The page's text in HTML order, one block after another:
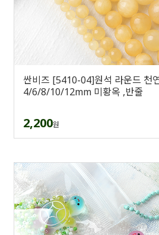
싼비즈 [5410-04]원석 라운드 천
4/6/8/10/12mm 미황옥 ,반줄
2,200원